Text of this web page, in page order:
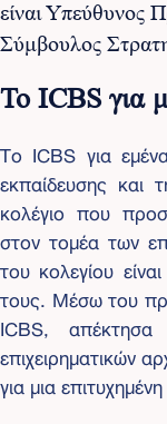
είναι Υπεύθυνος
Σύμβουλος
Το ICBS για
Το ICBS για
εκπαίδευσης και
κολέγιο που
στον τομέα των
του κολεγίου
τους. Μέσω του
ICBS,
επιχειρηματικών
για μια